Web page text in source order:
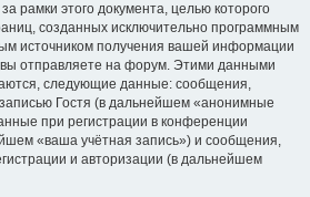
рамки этого документа, целью которого
созданных исключительно программным
источником получения вашей информации
отправляете на форум. Этими данными
следующие данные: сообщения,
Гостя (в дальнейшем «анонимные
при регистрации в конференции
«ваша учётная запись») и сообщения,
и авторизации (в дальнейшем